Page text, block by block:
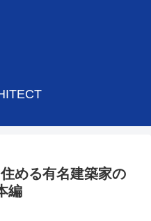
める有名建築家の
編